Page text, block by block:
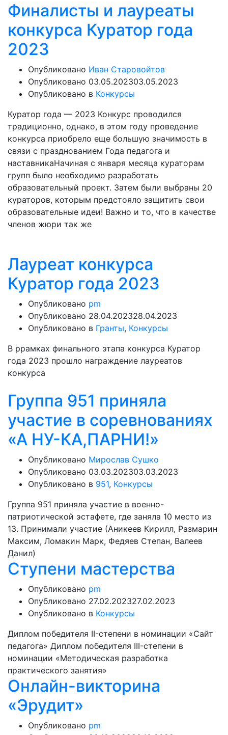
Финалисты и лауреаты
конкурса Куратор года
2023
Опубликовано Иван Старовойтов
Опубликовано 03.05.202303.05.2023
Опубликовано в Конкурсы
Куратор года — 2023 Конкурс проводился
традиционно, однако, в этом году проведение
конкурса приобрело еще большую значимость в
связи с празднованием Года педагога и
наставникаНачиная с января месяца кураторам
групп было необходимо разработать
образовательный проект. Затем были выбраны 20
кураторов, которым предстояло защитить свои
образовательные идеи! Важно и то, что в качестве
членов жюри так же
Лауреат конкурса
Куратор года 2023
Опубликовано pm
Опубликовано 28.04.202328.04.2023
Опубликовано в Гранты, Конкурсы
В ррамках финального этапа конкурса Куратор
года 2023 прошло награждение лауреатов
конкурса
Группа 951 приняла
участие в соревнованиях
«А НУ-КА,ПАРНИ!»
Опубликовано Мирослав Сушко
Опубликовано 03.03.202303.03.2023
Опубликовано в 951, Конкурсы
Группа 951 приняла участие в военно-
патриотической эстафете, где заняла 10 место из
13. Принимали участие (Аникеев Кирилл, Размарин
Максим, Ломакин Марк, Федяев Степан, Валеев
Данил)
Ступени мастерства
Опубликовано pm
Опубликовано 27.02.202327.02.2023
Опубликовано в Конкурсы
Диплом победителя II-степени в номинации «Сайт
педагога» Диплом победителя III-степени в
номинации «Методическая разработка
практического занятия»
Онлайн-викторина
«Эрудит»
Опубликовано pm